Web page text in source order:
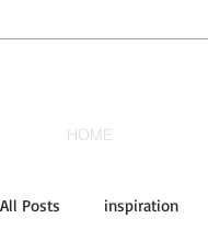
HOME
All Posts inspiration